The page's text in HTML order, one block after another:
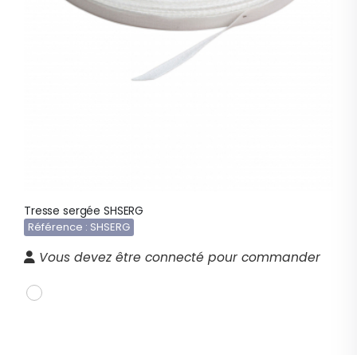
Tresse sergée SHSERG
Référence : SHSERG
Vous devez être connecté pour commander